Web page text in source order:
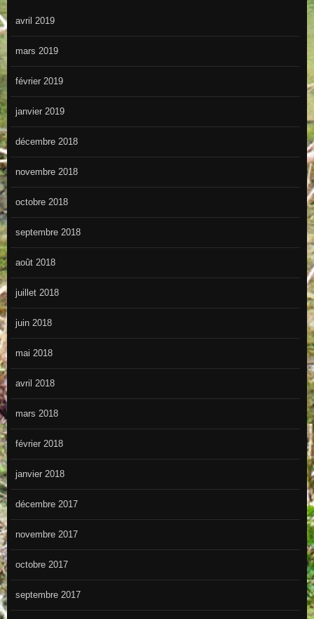
avril 2019
mars 2019
février 2019
janvier 2019
décembre 2018
novembre 2018
octobre 2018
septembre 2018
août 2018
juillet 2018
juin 2018
mai 2018
avril 2018
mars 2018
février 2018
janvier 2018
décembre 2017
novembre 2017
octobre 2017
septembre 2017